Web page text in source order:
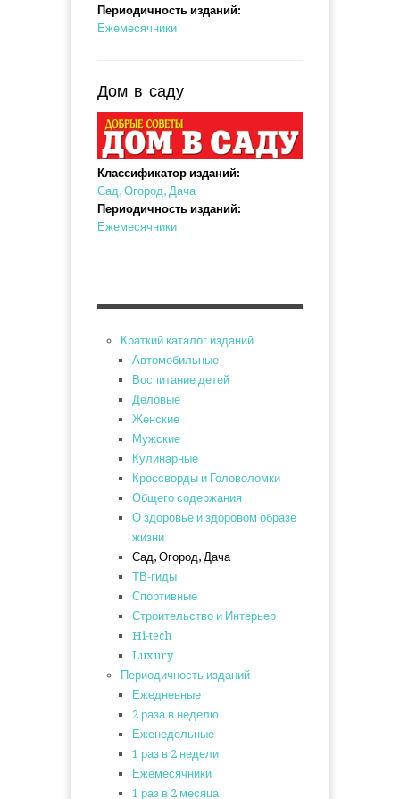
Периодичность изданий:
Ежемесячники
Дом в саду
Классификатор изданий:
Сад, Огород, Дача
Периодичность изданий:
Ежемесячники
Краткий каталог изданий
Автомобильные
Воспитание детей
Деловые
Женские
Мужские
Кулинарные
Кроссворды и Головоломки
Общего содержания
О здоровье и здоровом образе
жизни
Сад, Огород, Дача
ТВ-гиды
Спортивные
Строительство и Интерьер
Hi-tech
Luxury
Периодичность изданий
Ежедневные
2 раза в неделю
Еженедельные
1 раз в 2 недели
Ежемесячники
1 раз в 2 месяца